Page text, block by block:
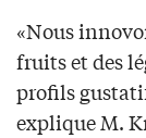
«Nous
fruits et des
profils
explique M.